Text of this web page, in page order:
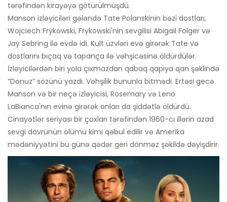
tərəfindən kirayəyə götürülmüşdü.
Manson izləyiciləri gələndə Tate Polanskinin bəzi dostları,
Wojciech Frykowski, Frykowski'nin sevgilisi Abigail Folger və
Jay Sebring ilə evdə idi. Kult üzvləri evə girərək Tate və
dostlarını bıçaq və tapança ilə vəhşicəsinə öldürdülər.
İzləyicilərdən biri yola çıxmazdan qabaq qapıya qan şəklində
“Donuz” sözünü yazdı. Vəhşilik bununla bitmədi. Ertəsi gecə
Manson və bir neçə izləyicisi, Rosemary və Leno
LaBianca'nın evinə girərək onları da şiddətlə öldürdü.
Cinayətlər seriyası bir çoxları tərəfindən 1960-cı illərin azad
sevgi dövrünün ölümü kimi qəbul edilir və Amerika
mədəniyyətini bu günə qədər geri dönməz şəkildə dəyişdirir.